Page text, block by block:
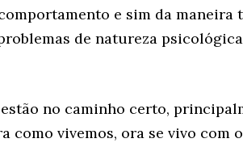
e sim da maneira
de natureza
no caminho certo,
como vivemos, ora se vivo com